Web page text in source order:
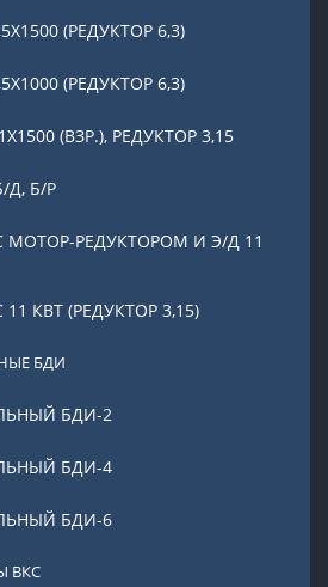
(РЕДУКТОР 6,3)
(РЕДУКТОР 6,3)
(ВЗР.), РЕДУКТОР 3,15
Д, Б/Р
МОТОР-РЕДУКТОРОМ И Э/Д 11
КВТ (РЕДУКТОР 3,15)
БДИ
БДИ-2
БДИ-4
БДИ-6
ВКС